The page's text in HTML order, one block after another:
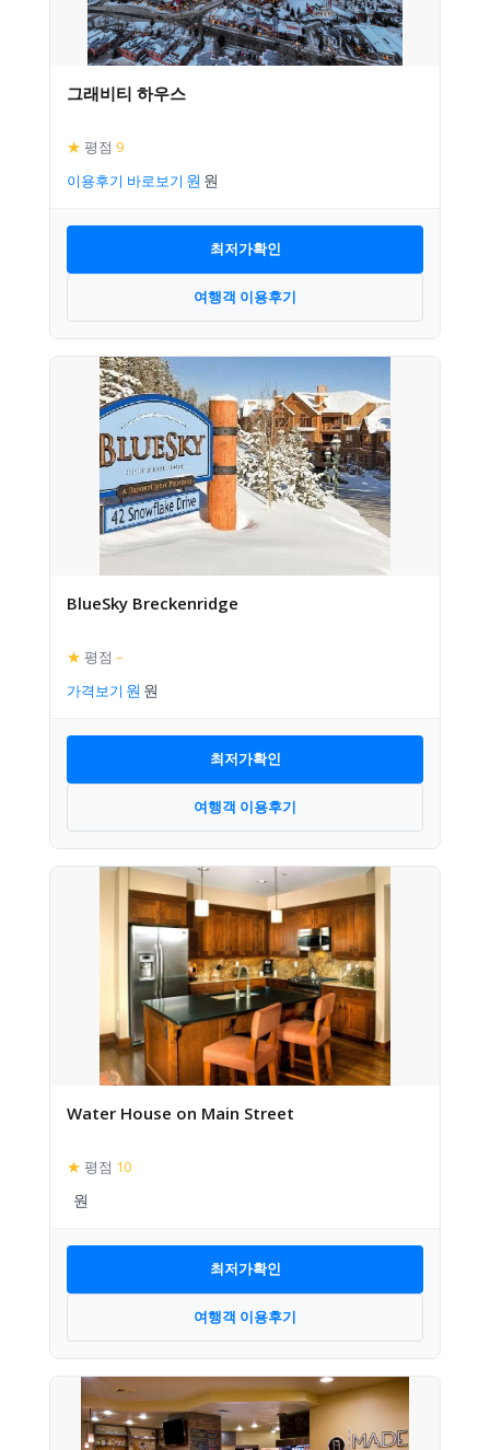
그래비티 하우스
★ 평점 9
이용후기 바로보기
최저가확인
여행객 이용후기
BlueSky Breckenridge
★ 평점 –
가격보기
최저가확인
여행객 이용후기
Water House on Main Street
★ 평점 10
최저가확인
여행객 이용후기